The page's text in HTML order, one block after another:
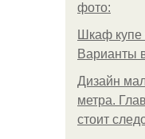
фото:
Шкаф купе
Варианты
Дизайн
метра.
стоит